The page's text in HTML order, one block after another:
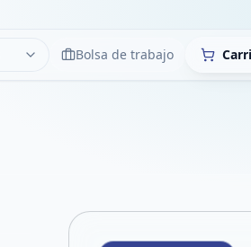
LimpiarBolsa de trabajo
Compartir producto
Compartir por WhatsApp